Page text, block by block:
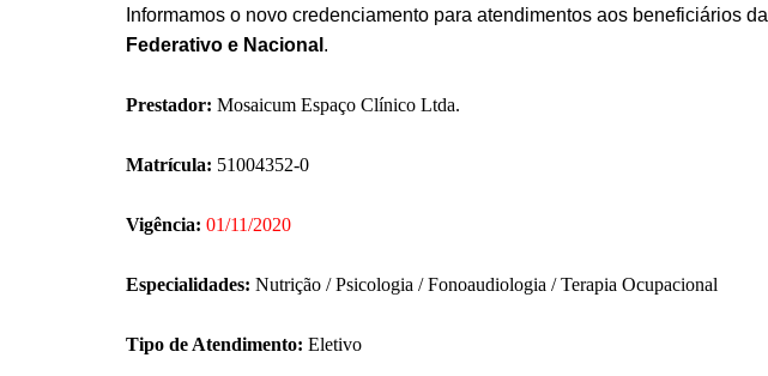
Informamos o novo credenciamento para atendimentos aos beneficiários da
Federativo e Nacional .
Prestador: Mosaicum Espaço Clínico Ltda.
Matrícula: 51004352-0
Vigência: 01/11/2020
Especialidades: Nutrição / Psicologia / Fonoaudiologia / Terapia Ocupacional
Tipo de Atendimento: Eletivo